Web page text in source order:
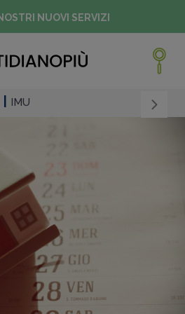
NUOVI SERVIZI
IMU